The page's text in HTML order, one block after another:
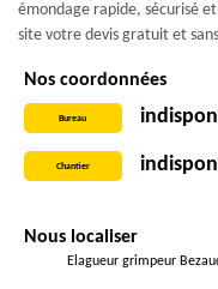
émondage rapide, sécurisé
site votre devis gratuit et
Nos coordonnées
Bureau
Chantier
Nous localiser
Elagueur grimpeur